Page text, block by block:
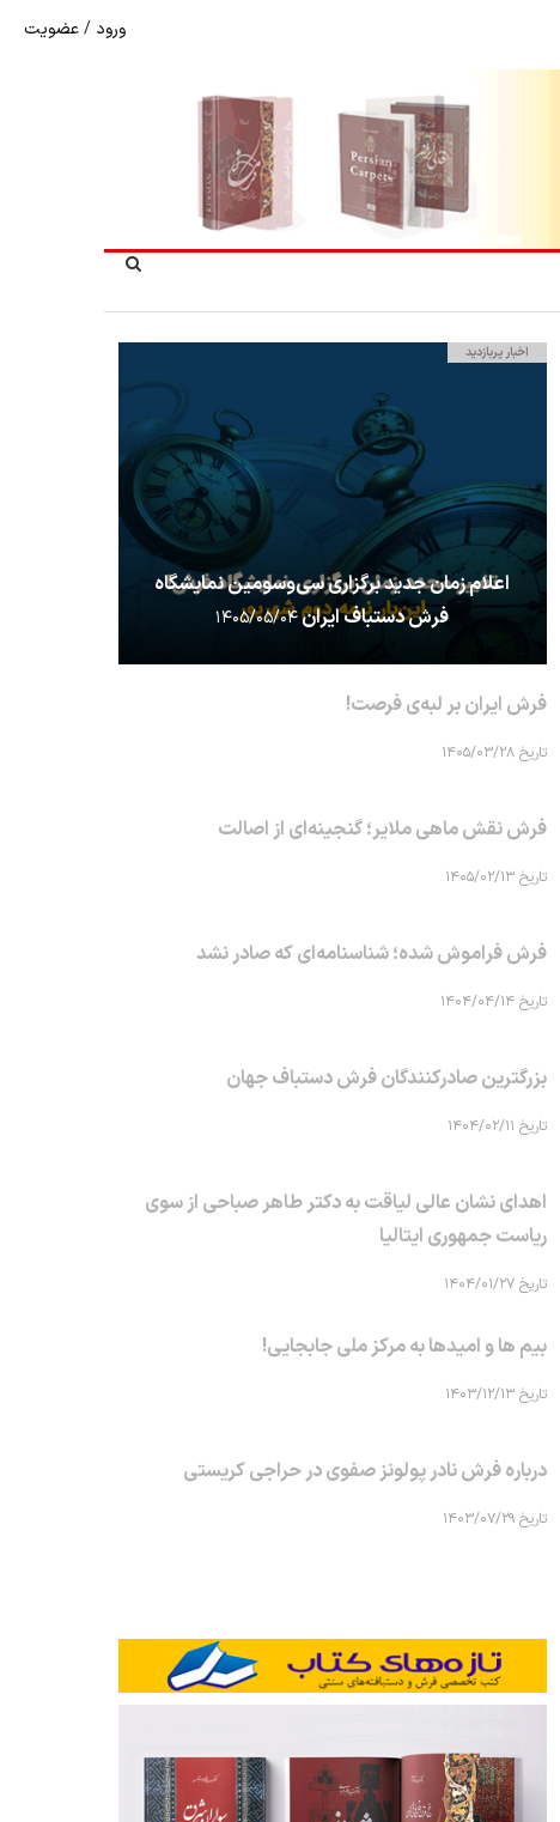
ورود /عضویت
اخبار پربازدید
اعلام زمان جدید برگزاری سی‌وسومین نمایشگاه
فرش دستباف ایران۱۴۰۵/۰۵/۰۴
فرش ایران بر لبه‌ی فرصت!
تاریخ ۱۴۰۵/۰۳/۲۸
فرش نقش ماهی‌ ملایر؛ گنجینه‌ای از اصالت
تاریخ ۱۴۰۵/۰۲/۱۳
فرش فراموش شده؛ شناسنامه‌ای که صادر نشد
تاریخ ۱۴۰۴/۰۴/۱۴
بزرگترین صادرکنندگان فرش دستباف جهان
تاریخ ۱۴۰۴/۰۲/۱۱
اهدای نشان عالی لیاقت به دکتر طاهر صباحی از سوی
ریاست جمهوری ایتالیا
تاریخ ۱۴۰۴/۰۱/۲۷
بیم ها و امیدها به مرکز ملی جابجایی!
تاریخ ۱۴۰۳/۱۲/۱۳
درباره فرش نادر پولونز صفوی در حراجی کریستی
تاریخ ۱۴۰۳/۰۷/۲۹